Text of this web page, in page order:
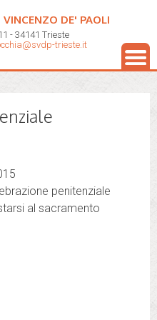
DE' PAOLI
- 34141 Trieste
trieste.it
penitenziale
al sacramento